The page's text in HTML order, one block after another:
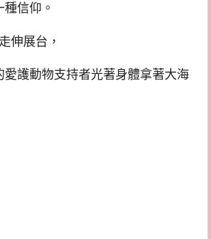
信仰。
伸展台，
愛護動物支持者光著身體拿著大海